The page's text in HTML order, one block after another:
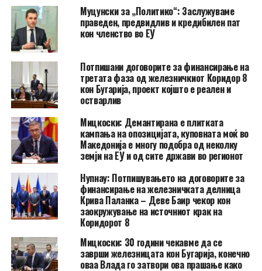
Муцунски за „Политико“: Заслужуваме
праведен, предвидлив и кредибилен пат
кон членство во ЕУ
Потпишани договорите за финансирање на
третата фаза од железничкиот Коридор 8
кон Бугарија, проект којшто е реален и
остварлив
Мицкоски: Демантирана е плитката
кампања на опозицијата, куповната моќ во
Македонија е многу подобра од неколку
земји на ЕУ и од сите држави во регионот
Нупнау: Потпишувањето на договорите за
финансирање на железничката делница
Крива Паланка – Деве Баир чекор кон
заокружување на источниот крак на
Коридорот 8
Мицкоски: 30 години чекавме да се
заврши железницата кон Бугарија, конечно
оваа Влада го затвори ова прашање како